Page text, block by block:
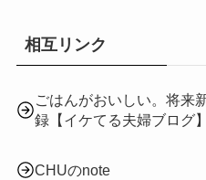
相互リンク
ごはんがおいしい。将来
録【イケてる夫婦ブログ】
CHUのnote